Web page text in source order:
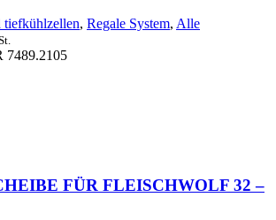
, Regale System, Alle
FÜR FLEISCHWOLF 32 –